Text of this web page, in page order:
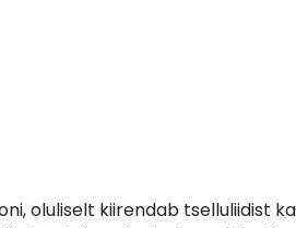
oluliselt kiirendab